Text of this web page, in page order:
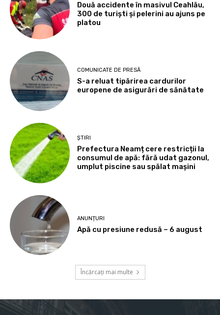
Două accidente în masivul Ceahlău,
300 de turiști și pelerini au ajuns pe
platou
COMUNICATE DE PRESĂ
S-a reluat tipărirea cardurilor
europene de asigurări de sănătate
ȘTIRI
Prefectura Neamț cere restricții la
consumul de apă: fără udat gazonul,
umplut piscine sau spălat mașini
ANUNȚURI
Apă cu presiune redusă – 6 august
Încărcați mai multe